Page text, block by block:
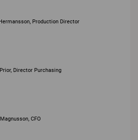
Production Director
Director Purchasing
CFO